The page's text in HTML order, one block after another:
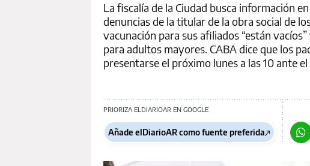
La fiscalía de la Ciudad busca información
denuncias de la titular de la obra social de
vacunación para sus afiliados “están
para adultos mayores. CABA dice que los
presentarse el próximo lunes a las 10 ante
PRIORIZA ELDIARIOAR EN GOOGLE
Añade elDiarioAR como fuente preferida